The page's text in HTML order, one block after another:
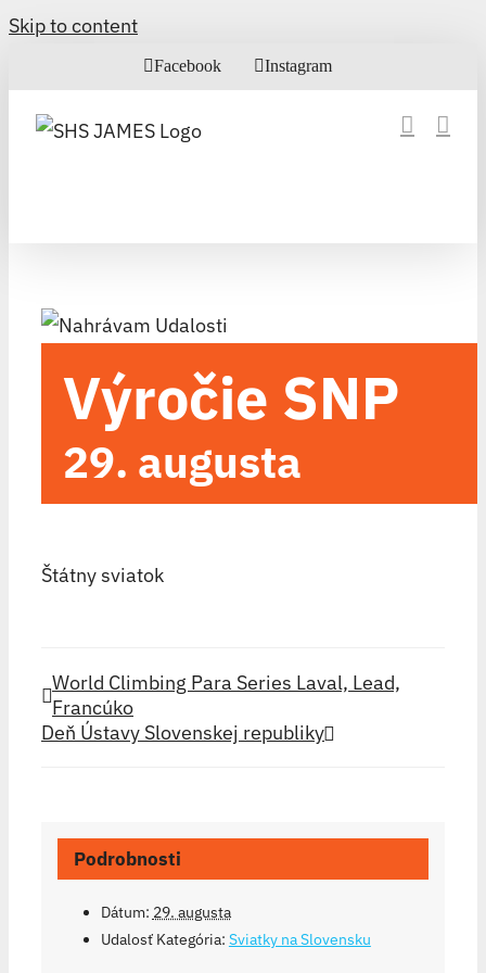
Skip to content
Facebook Instagram
Výročie SNP
29. augusta
Štátny sviatok
World Climbing Para Series Laval, Lead,
Francúko
Deň Ústavy Slovenskej republiky
Podrobnosti
Dátum: 29. augusta
Udalosť Kategória: Sviatky na Slovensku